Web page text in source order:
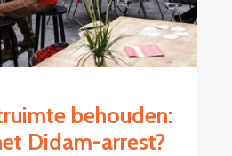
behouden:
Didam-arrest?